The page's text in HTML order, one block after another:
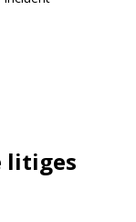
litiges